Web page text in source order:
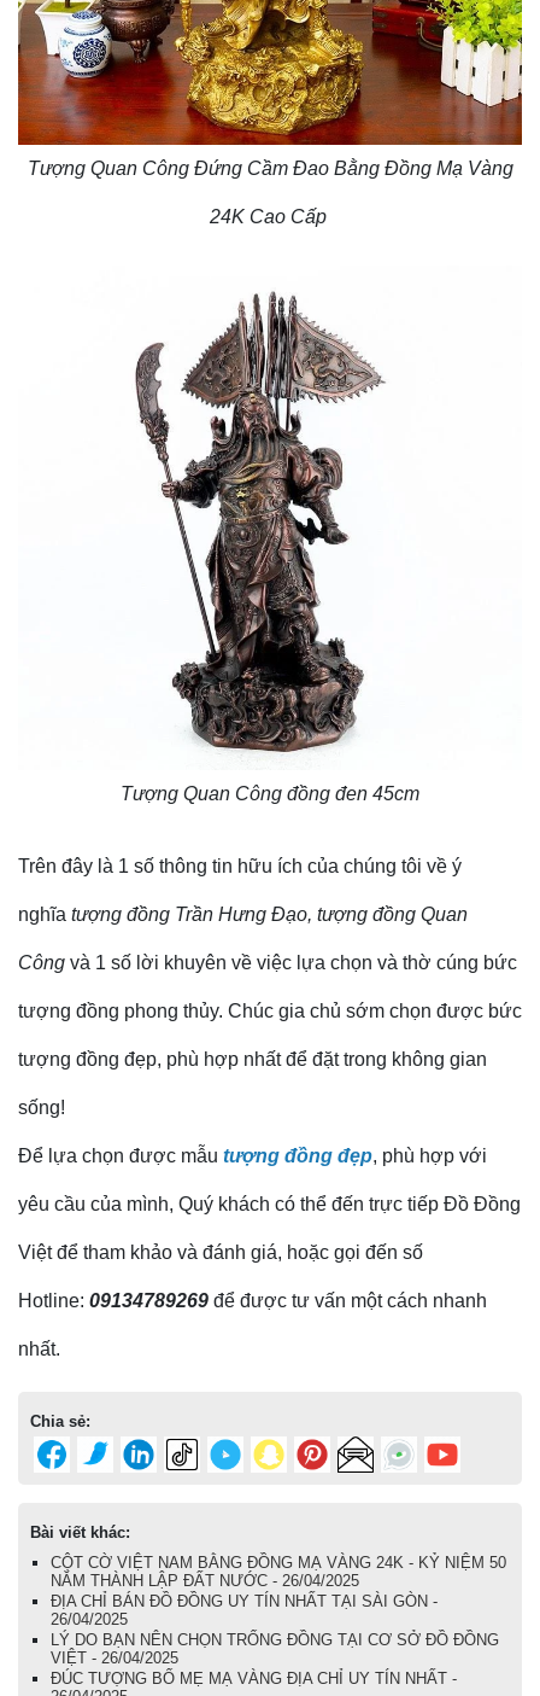
Tượng Quan Công Đứng Cầm Đao Bằng Đồng Mạ Vàng
24K Cao Cấp
Tượng Quan Công đồng đen 45cm
Trên đây là 1 số thông tin hữu ích của chúng tôi về ý
nghĩa tượng đồng Trần Hưng Đạo, tượng đồng Quan
Công và 1 số lời khuyên về việc lựa chọn và thờ cúng bức
tượng đồng phong thủy. Chúc gia chủ sớm chọn được bức
tượng đồng đẹp, phù hợp nhất để đặt trong không gian
sống!
Để lựa chọn được mẫu tượng đồng đẹp, phù hợp với
yêu cầu của mình, Quý khách có thể đến trực tiếp Đồ Đồng
Việt để tham khảo và đánh giá, hoặc gọi đến số
Hotline: 09134789269 để được tư vấn một cách nhanh
nhất.
Chia sẻ:
Bài viết khác:
CỘT CỜ VIỆT NAM BẰNG ĐỒNG MẠ VÀNG 24K - KỶ NIỆM 50
NĂM THÀNH LẬP ĐẤT NƯỚC - 26/04/2025
ĐỊA CHỈ BÁN ĐỒ ĐỒNG UY TÍN NHẤT TẠI SÀI GÒN -
26/04/2025
LÝ DO BẠN NÊN CHỌN TRỐNG ĐỒNG TẠI CƠ SỞ ĐỒ ĐỒNG
VIỆT - 26/04/2025
ĐÚC TƯỢNG BỐ MẸ MẠ VÀNG ĐỊA CHỈ UY TÍN NHẤT -